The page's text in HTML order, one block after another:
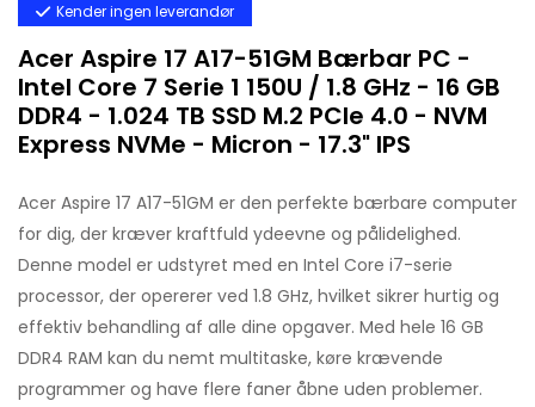
Kender ingen leverandør
Acer Aspire 17 A17-51GM Bærbar PC -
Intel Core 7 Serie 1 150U / 1.8 GHz - 16 GB
DDR4 - 1.024 TB SSD M.2 PCIe 4.0 - NVM
Express NVMe - Micron - 17.3" IPS
Acer Aspire 17 A17-51GM er den perfekte bærbare computer
for dig, der kræver kraftfuld ydeevne og pålidelighed.
Denne model er udstyret med en Intel Core i7-serie
processor, der opererer ved 1.8 GHz, hvilket sikrer hurtig og
effektiv behandling af alle dine opgaver. Med hele 16 GB
DDR4 RAM kan du nemt multitaske, køre krævende
programmer og have flere faner åbne uden problemer.